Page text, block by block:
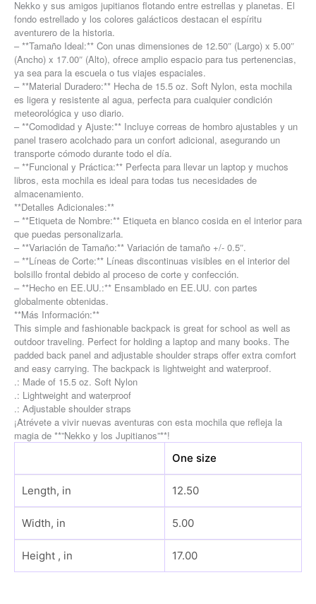
Nekko y sus amigos jupitianos flotando entre estrellas y planetas. El
fondo estrellado y los colores galácticos destacan el espíritu
aventurero de la historia.
– **Tamaño Ideal:** Con unas dimensiones de 12.50″ (Largo) x 5.00″
(Ancho) x 17.00″ (Alto), ofrece amplio espacio para tus pertenencias,
ya sea para la escuela o tus viajes espaciales.
– **Material Duradero:** Hecha de 15.5 oz. Soft Nylon, esta mochila
es ligera y resistente al agua, perfecta para cualquier condición
meteorológica y uso diario.
– **Comodidad y Ajuste:** Incluye correas de hombro ajustables y un
panel trasero acolchado para un confort adicional, asegurando un
transporte cómodo durante todo el día.
– **Funcional y Práctica:** Perfecta para llevar un laptop y muchos
libros, esta mochila es ideal para todas tus necesidades de
almacenamiento.
**Detalles Adicionales:**
– **Etiqueta de Nombre:** Etiqueta en blanco cosida en el interior para
que puedas personalizarla.
– **Variación de Tamaño:** Variación de tamaño +/- 0.5″.
– **Líneas de Corte:** Líneas discontinuas visibles en el interior del
bolsillo frontal debido al proceso de corte y confección.
– **Hecho en EE.UU.:** Ensamblado en EE.UU. con partes
globalmente obtenidas.
**Más Información:**
This simple and fashionable backpack is great for school as well as
outdoor traveling. Perfect for holding a laptop and many books. The
padded back panel and adjustable shoulder straps offer extra comfort
and easy carrying. The backpack is lightweight and waterproof.
.: Made of 15.5 oz. Soft Nylon
.: Lightweight and waterproof
.: Adjustable shoulder straps
¡Atrévete a vivir nuevas aventuras con esta mochila que refleja la
magia de **”Nekko y los Jupitianos”**!
One size
Length, in 12.50
Width, in 5.00
Height , in 17.00